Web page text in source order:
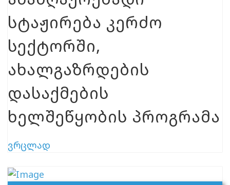
სტაჟირება კერძო
სექტორში,
ახალგაზრდების
დასაქმების
ხელშეწყობის პროგრამა
ვრცლად